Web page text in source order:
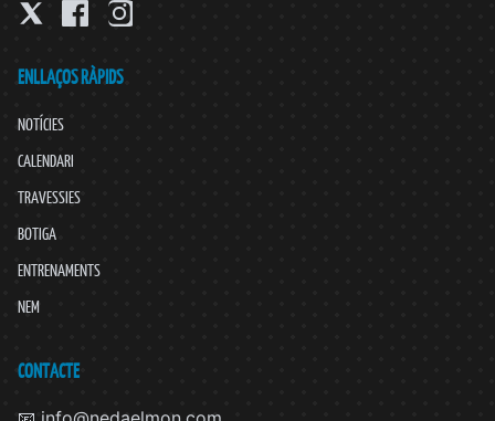
ENLLAÇOS RÀPIDS
NOTÍCIES
CALENDARI
TRAVESSIES
BOTIGA
ENTRENAMENTS
NEM
CONTACTE